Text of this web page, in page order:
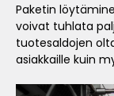
Paketin
voivat tuhlata
tuotesaldojen
asiakkaille kuin